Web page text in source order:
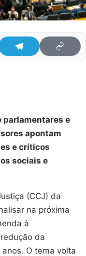
parlamentares e
apontam
e críticos
sociais e
(CCJ) da
na próxima
à
da
O tema volta